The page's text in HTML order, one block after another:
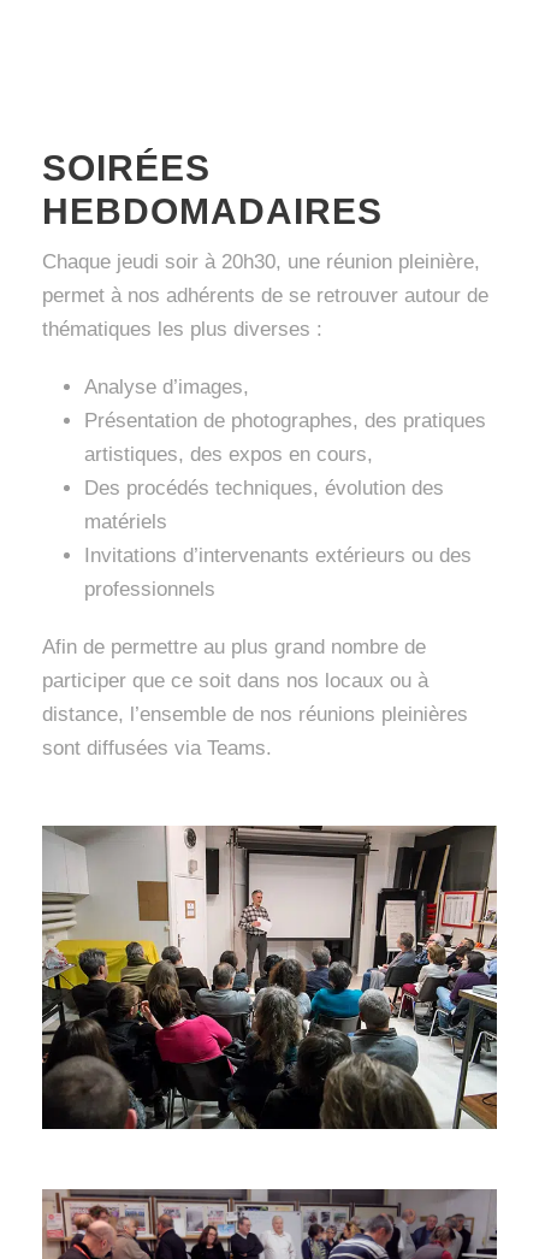
SOIRÉES
HEBDOMADAIRES
Chaque jeudi soir à 20h30, une réunion pleinière,
permet à nos adhérents de se retrouver autour de
thématiques les plus diverses :
Analyse d’images,
Présentation de photographes, des pratiques
artistiques, des expos en cours,
Des procédés techniques, évolution des
matériels
Invitations d’intervenants extérieurs ou des
professionnels
Afin de permettre au plus grand nombre de
participer que ce soit dans nos locaux ou à
distance, l’ensemble de nos réunions pleinières
sont diffusées via Teams.